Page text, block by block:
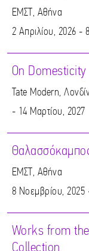
ΕΜΣΤ, Αθήνα
2 Απριλίου, 2026 -
On Domesticity
Tate Modern,
- 14 Μαρτίου, 2027
ΕΜΣΤ, Αθήνα
8 Νοεμβρίου,
Works from